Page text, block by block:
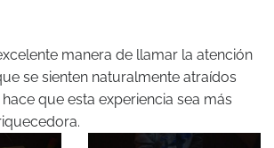
manera de llamar la atención
se sienten naturalmente atraídos
que esta experiencia sea más